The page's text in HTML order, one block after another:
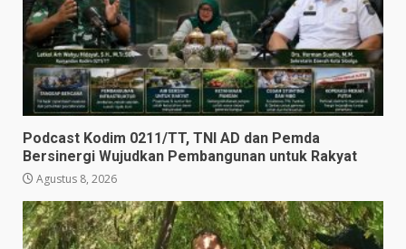
Podcast Kodim 0211/TT, TNI AD dan Pemda
Bersinergi Wujudkan Pembangunan untuk Rakyat
Agustus 8, 2026